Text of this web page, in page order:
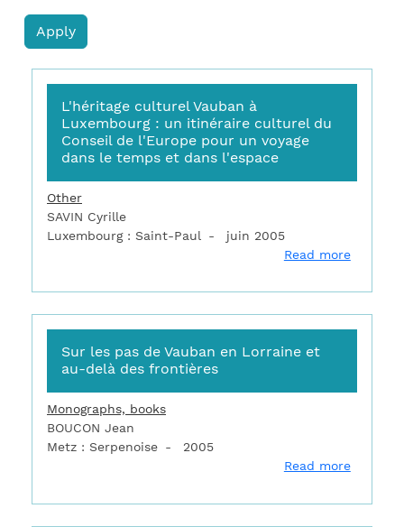
L'héritage culturel Vauban à
Luxembourg : un itinéraire culturel du
Conseil de l'Europe pour un voyage
dans le temps et dans l'espace
Other
SAVIN Cyrille
Luxembourg : Saint-Paul
juin 2005
Read moreabout
Sur les pas de Vauban en Lorraine et
au-delà des frontières
Monographs, books
BOUCON Jean
Metz : Serpenoise
2005
Read moreabout